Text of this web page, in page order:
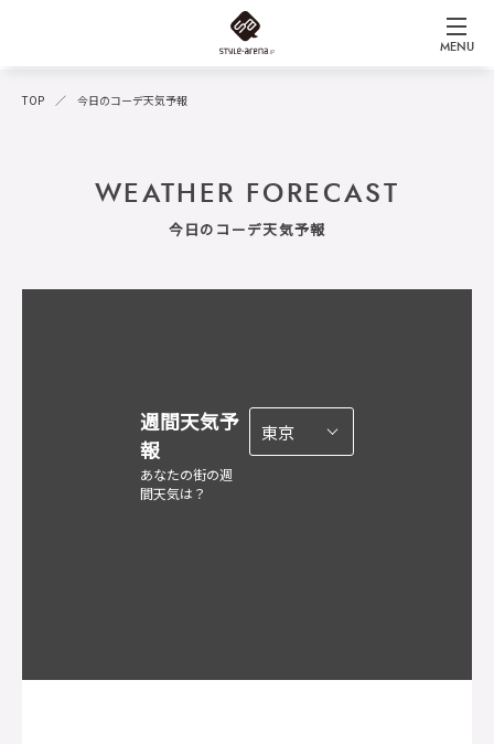
MENU
TOP 今日のコーデ天気予報
WEATHER FORECAST
今日のコーデ天気予報
週間天気予
報
あなたの街の週
間天気は？